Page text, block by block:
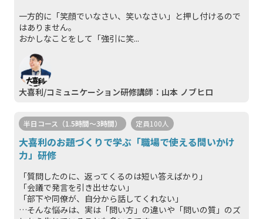
一方的に「笑顔でいなさい、笑いなさい」と押し付けるので
はありません。
おかしなことをして「強引に笑...
大喜利/コミュニケーション研修講師：山本 ノブヒロ
半日コース（1.5時間～3時間） 定員100人
大喜利のお題づくりで学ぶ「職場で使える問いかけ
力」研修
「質問したのに、返ってくるのは短い答えばかり」
「会議で発言を引き出せない」
「部下や同僚が、自分から話してくれない」
…そんな悩みは、実は「問い方」の違いや「問いの質」のズ